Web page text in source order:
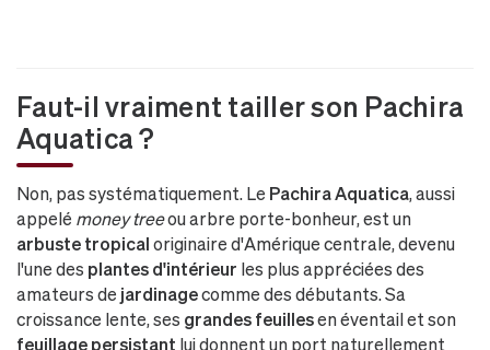
Faut-il vraiment tailler son Pachira
Aquatica ?
Non, pas systématiquement. Le Pachira Aquatica, aussi
appelé money treeou arbre porte-bonheur, est un
arbuste tropical originaire d'Amérique centrale, devenu
l'une des plantes d'intérieur les plus appréciées des
amateurs de jardinagecomme des débutants. Sa
croissance lente, ses grandes feuillesen éventail et son
feuillage persistant lui donnent un port naturellement